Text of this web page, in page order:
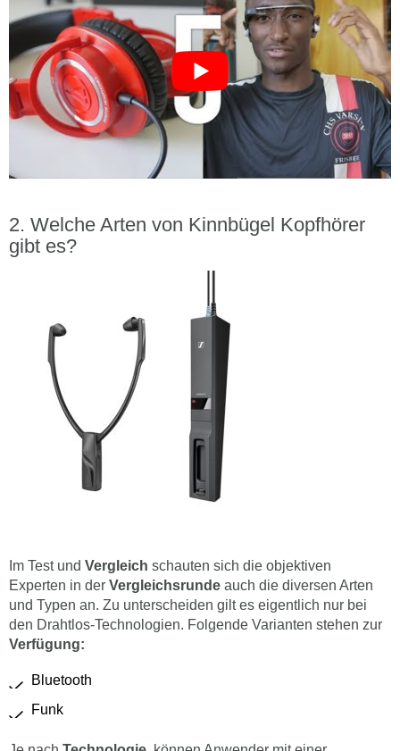
Welche Arten von Kinnbügel Kopfhörer
gibt es?
Im Test und Vergleich schauten sich die objektiven
Experten in der Vergleichsrunde auch die diversen Arten
und Typen an. Zu unterscheiden gilt es eigentlich nur bei
den Drahtlos-Technologien. Folgende Varianten stehen zur
Verfügung:
Bluetooth
Funk